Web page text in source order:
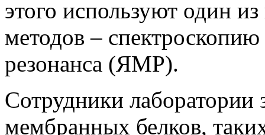
этого используют один
методов –
резонанса (ЯМР).
Сотрудники лаборатории
мембранных белков,